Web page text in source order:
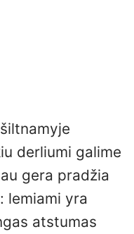
derliumi galime
gera pradžia
lemiami yra
atstumas